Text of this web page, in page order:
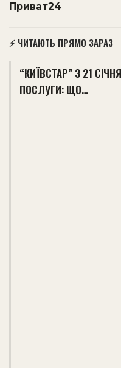
Приват24
⚡ ЧИТАЮТЬ ПРЯМО ЗАРАЗ
“КИЇВСТАР” З 21
ПОСЛУГИ: ЩО…